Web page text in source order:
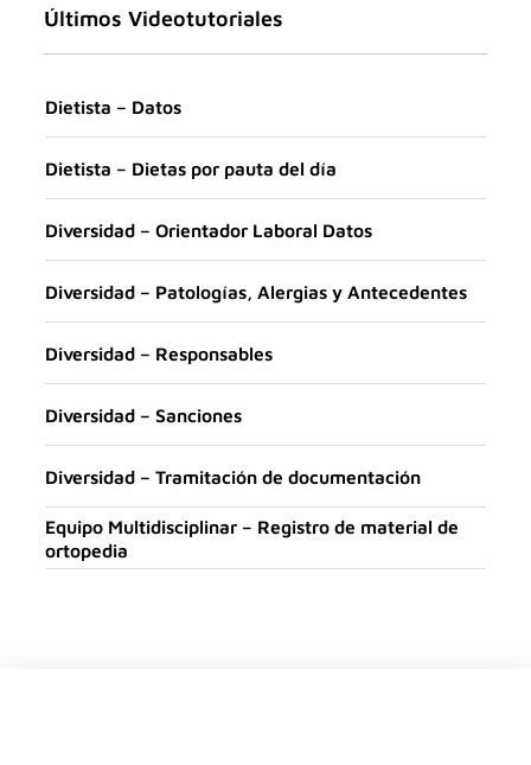
Últimos Videotutoriales
Dietista – Datos
Dietista – Dietas por pauta del día
Diversidad – Orientador Laboral Datos
Diversidad – Patologías, Alergias y Antecedentes
Diversidad – Responsables
Diversidad – Sanciones
Diversidad – Tramitación de documentación
Equipo Multidisciplinar – Registro de material de
ortopedia